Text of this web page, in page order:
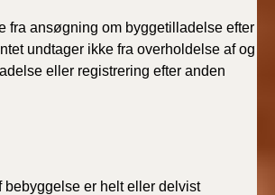
fra ansøgning om byggetilladelse efter
undtager ikke fra overholdelse af og
eller registrering efter anden
bebyggelse er helt eller delvist